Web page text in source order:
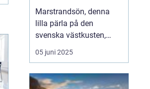
kusten
Marstrandsön, denna
lilla pärla på den
svenska västkusten,
lockar besökare från när
och fjärran med sin rika
omgivningar. När man
05 juni 2025